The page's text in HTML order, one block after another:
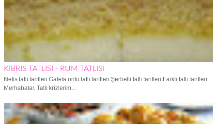
KIBRIS TATLISI - RUM TATLISI
Nefis tatlı tarifleri Galeta unlu tatlı tarifleri Şerbetli tatlı tarifleri Farklı tatlı tarifleri
Merhabalar. Tatlı krizlerim...